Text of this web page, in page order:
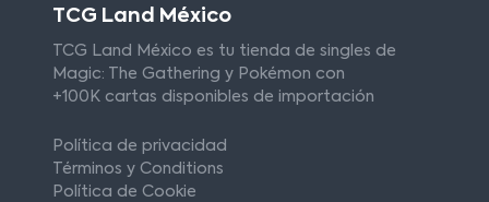
TCG Land México
TCG Land México es tu tienda de singles de
Magic: The Gathering y Pokémon con
+100K cartas disponibles de importación
Política de privacidad
Términos y Conditions
Política de Cookie